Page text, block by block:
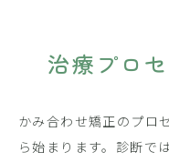
治療プロ
かみ合わせ矯正のプロ
ら始まります。診断で